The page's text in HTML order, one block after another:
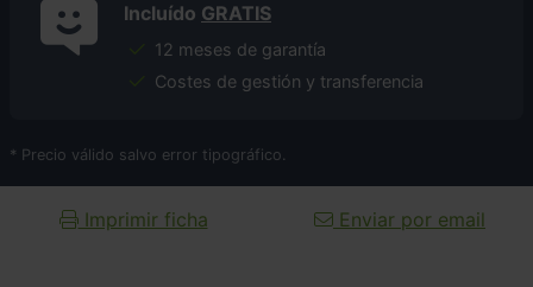
Incluído GRATIS
12 meses de garantía
Costes de gestión y transferencia
* Precio válido salvo error tipográfico.
Imprimir ficha Enviar por email